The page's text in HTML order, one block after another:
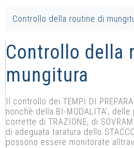
Controllo della routine di
Controllo della
mungitura
Il controllo dei TEMPI DI
nonchè della BI-MODALITA’,
corrette di TRAZIONE, di
di adeguata taratura dello
possono essere monitorate